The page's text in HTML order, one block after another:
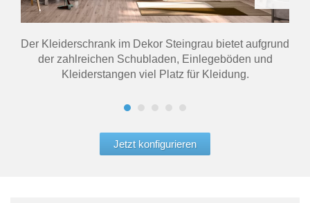
Der Kleiderschrank im Dekor Steingrau bietet aufgrund
der zahlreichen Schubladen, Einlegeböden und
Kleiderstangen viel Platz für Kleidung.
Jetzt konfigurieren